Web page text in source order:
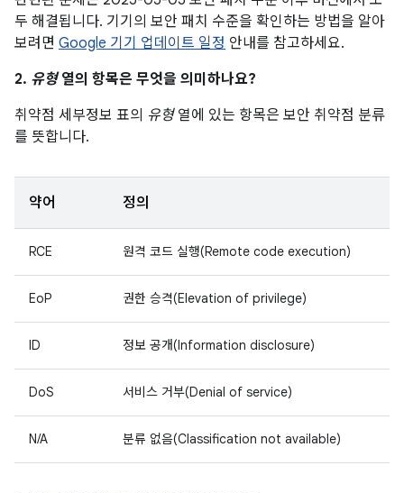
두 해결됩니다. 기기의 보안 패치 수준을 확인하는 방법을 알아
보려면 Google 기기 업데이트 일정 안내를 참고하세요.
2. 유형열의 항목은 무엇을 의미하나요?
취약점 세부정보 표의 유형열에 있는 항목은 보안 취약점 분류
를 뜻합니다.
약어 정의
RCE 원격 코드 실행(Remote code execution)
EoP 권한 승격(Elevation of privilege)
ID 정보 공개(Information disclosure)
DoS 서비스 거부(Denial of service)
N/A 분류 없음(Classification not available)